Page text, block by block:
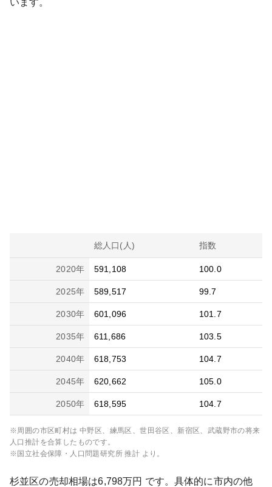
います。
総人口(人) 指数
2020年 591,108 100.0
2025年 589,517 99.7
2030年 601,096 101.7
2035年 611,686 103.5
2040年 618,753 104.7
2045年 620,662 105.0
2050年 618,595 104.7
※周囲の市区町村は 中野区、練馬区、世田谷区、新宿区、武蔵野市の将来
人口推計を合算したものです。
※国立社会保障・人口問題研究所 推計 より。
杉並区の売却相場は6,798万円 です。具体的に市内の他